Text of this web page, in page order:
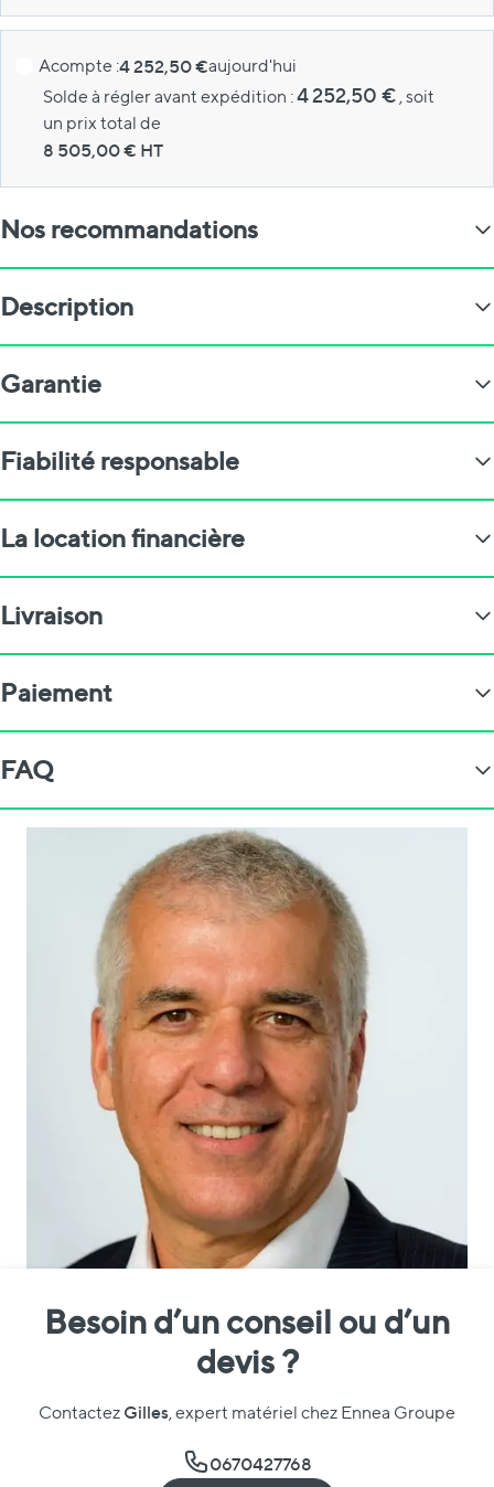
Acompte :4 252,50 €aujourd'hui
Solde à régler avant expédition :4 252,50 € , soit
un prix total de
8 505,00€ HT
Nos recommandations
Description
Garantie
Fiabilité responsable
La location financière
Livraison
Paiement
FAQ
Besoin d’un conseil ou d’un
devis ?
Contactez Gilles, expert matériel chez Ennea Groupe
0670427768